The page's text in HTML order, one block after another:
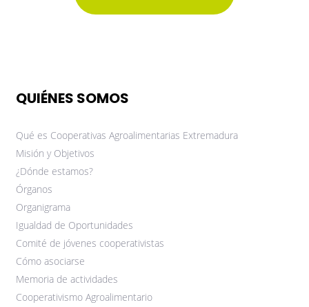
QUIÉNES SOMOS
Qué es Cooperativas Agroalimentarias Extremadura
Misión y Objetivos
¿Dónde estamos?
Órganos
Organigrama
Igualdad de Oportunidades
Comité de jóvenes cooperativistas
Cómo asociarse
Memoria de actividades
Cooperativismo Agroalimentario